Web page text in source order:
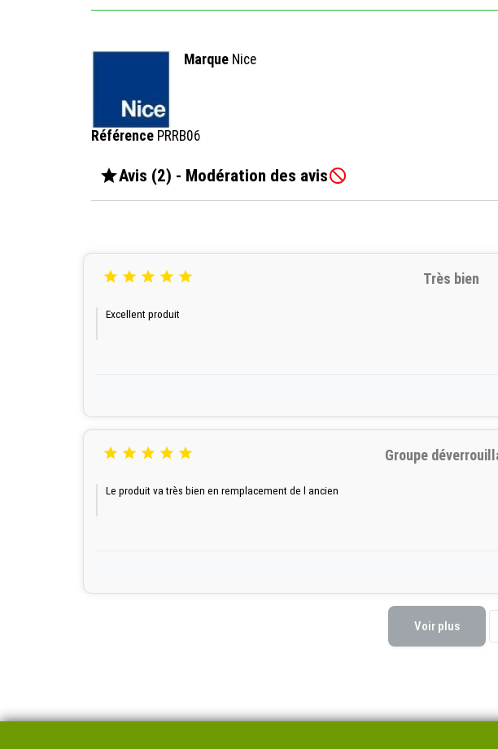
Marque Nice
Référence PRRB06
Avis (2) - Modération des avis
     Très bien
Excellent produit
     Groupe
Le produit va très bien en remplacement de l ancien
Voir plus